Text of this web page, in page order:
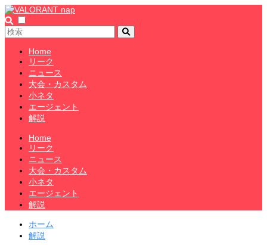
Home
リーク
ニュース
大会・カスタム
小ネタ
エージェント
解説
Home
リーク
ニュース
大会・カスタム
小ネタ
エージェント
解説
ホーム
解説